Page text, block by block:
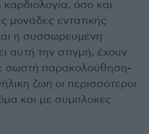
καρδιολογία, όσο και
μονάδες εντατικής
η συσσωρευμένη
αυτή την στιγμή, έχουν
σωστή παρακολούθηση-
ζωή οι περισσότεροι
και με σύμπλοκες